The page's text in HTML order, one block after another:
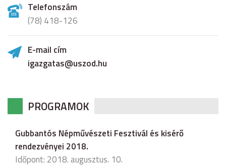
Telefonszám
(78) 418-126
E-mail cím
igazgatas@uszod.hu
PROGRAMOK
Gubbantós Népművészeti Fesztivál és kisérő
rendezvényei 2018.
Időpont: 2018. augusztus. 10.